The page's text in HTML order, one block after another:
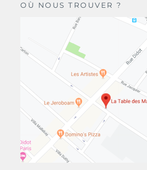
OÙ NOUS TROUVER ?